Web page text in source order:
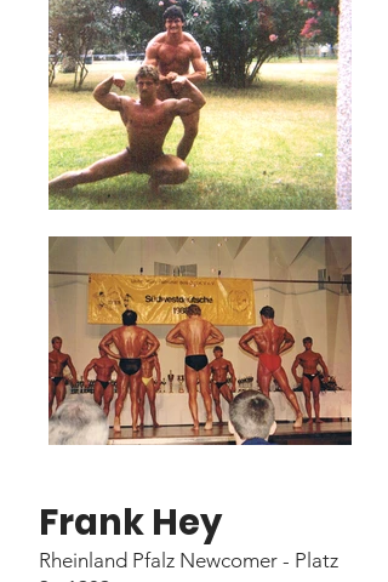
Frank Hey
Rheinland Pfalz Newcomer - Platz